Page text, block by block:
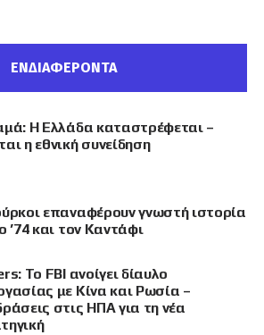
ΕΝΔΙΑΦΕΡΟΝΤΑ
Η Ελλάδα καταστρέφεται –
η εθνική συνείδηση
επαναφέρουν γνωστή ιστορία
’74 και τον Καντάφι
Το FBI ανοίγει δίαυλο
με Κίνα και Ρωσία –
στις ΗΠΑ για τη νέα